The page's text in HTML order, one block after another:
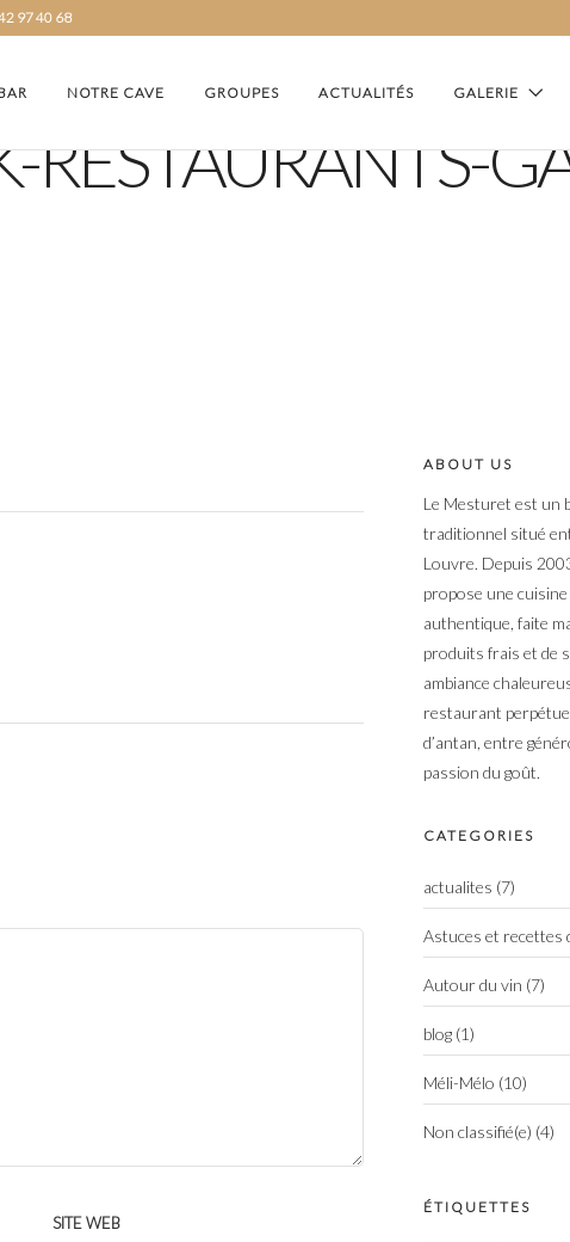
97 40 68
NOTRE CAVE GROUPES ACTUALITÉS GALERIE
SITE WEB
ABOUT US
Le Mesturet est un
traditionnel situé
Louvre. Depuis
propose une
authentique, faite
produits frais et de
ambiance
restaurant
d’antan, entre
passion du goût.
CATEGORIES
actualites (7)
Astuces et recettes
Autour du vin (7)
blog (1)
Méli-Mélo (10)
Non classifié(e) (4)
ÉTIQUETTES